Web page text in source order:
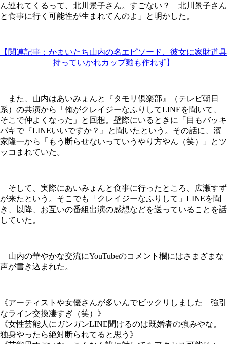
ん連れてくるって、北川景子さん。すごない？ 北川景子さん
と食事に行く可能性が生まれてんのよ」と明かした。
【関連記事：かまいたち山内の名エピソード、彼女に家財道具
持っていかれカップ麺も作れず】
また、山内はあいみょんと『タモリ倶楽部』（テレビ朝日
系）の共演から「俺がクレイジーなふりしてLINEを聞いて、
そこで仲よくなった」と回想。壁際にいるときに「目もバッキ
バキで『LINEいいですか？』と聞いたという。その話に、濱
家隆一から「もう断らせないっていうやり方やん（笑）」とツ
ッコまれていた。
そして、実際にあいみょんと食事に行ったところ、広瀬すず
が来たという。そこでも「クレイジーなふりして」LINEを聞
き、以降、お互いの番組出演の感想などを送っていることを話
していた。
山内の華やかな交流にYouTubeのコメント欄にはさまざまな
声が書き込まれた。
《アーティストや女優さんが多いんでビックリしました 強引
なライン交換凄すぎ（笑）》
《女性芸能人にガンガンLINE聞けるのは既婚者の強みやな。
独身やったら絶対断られてると思う》